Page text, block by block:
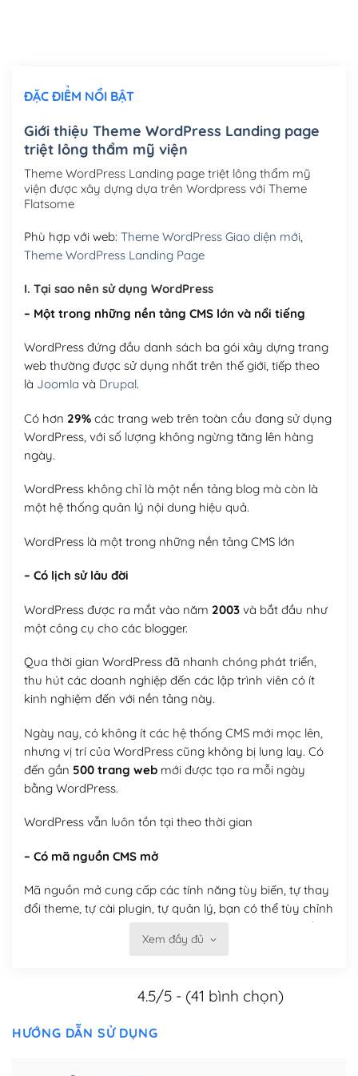
Mua thêm Host + Tên miền
Tên miền Việt Nam .vn (1 năm)
Hosting 2GB SSD (1 năm)(+450,000₫)
Hosting 5GB SSD (1 năm)
Hosting 8GB SSD (1 năm)
ĐẶC ĐIỂM NỔI BẬT
Giới thiệu Theme WordPress Landing page
triệt lông thẩm mỹ viện
Theme WordPress Landing page triệt lông thẩm mỹ
viện được xây dựng dựa trên Wordpress với Theme
Flatsome
Phù hợp với web: Theme WordPress Giao diện mới,
Theme WordPress Landing Page
I. Tại sao nên sử dụng WordPress
– Một trong những nền tảng CMS lớn và nổi tiếng
WordPress đứng đầu danh sách ba gói xây dựng trang
web thường được sử dụng nhất trên thế giới, tiếp theo
là Joomla và Drupal.
Có hơn 29%các trang web trên toàn cầu đang sử dụng
WordPress, với số lượng không ngừng tăng lên hàng
ngày.
WordPress không chỉ là một nền tảng blog mà còn là
một hệ thống quản lý nội dung hiệu quả.
WordPress là một trong những nền tảng CMS lớn
– Có lịch sử lâu đời
WordPress được ra mắt vào năm 2003và bắt đầu như
một công cụ cho các blogger.
Qua thời gian WordPress đã nhanh chóng phát triển,
thu hút các doanh nghiệp đến các lập trình viên có ít
kinh nghiệm đến với nền tảng này.
Ngày nay, có không ít các hệ thống CMS mới mọc lên,
nhưng vị trí của WordPress cũng không bị lung lay. Có
đến gần 500 trang webmới được tạo ra mỗi ngày
bằng WordPress.
WordPress vẫn luôn tồn tại theo thời gian
– Có mã nguồn CMS mở
Mã nguồn mở cung cấp các tính năng tùy biến, tự thay
đổi theme, tự cài plugin, tự quản lý, bạn có thể tùy chỉnh
nó theo ý bạn mà không phải sử dụng dịch vụ tại bất
Có thể tùy biến trên website WordPress
Xem đầy đủ
4.5/5 - (41 bình chọn)
HƯỚNG DẪN SỬ DỤNG